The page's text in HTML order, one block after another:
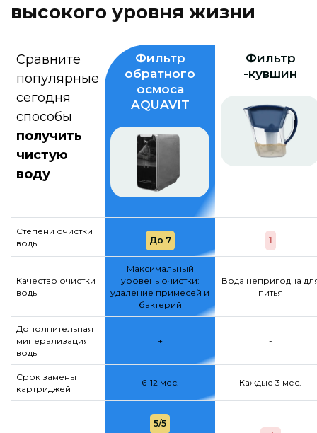
высокого уровня жизни
Сравните
популярные
сегодня
способы
получить
чистую
воду
Фильтр
обратного
осмоса
AQUAVIT
Фильтр
-кувшин
Степени очистки
воды
До 7 1
Качество очистки
воды
Максимальный
уровень очистки:
удаление примесей и
бактерий
Вода непригодна
питья
Дополнительная
минерализация
воды
+ -
Срок замены
картриджей
6-12 мес. Каждые 3 мес.
5/5